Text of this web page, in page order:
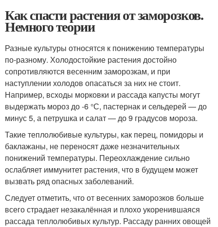
Как спасти растения от заморозков.
Немного теории
Разные культуры относятся к понижению температуры
по-разному. Холодостойкие растения достойно
сопротивляются весенним заморозкам, и при
наступлении холодов опасаться за них не стоит.
Например, всходы морковки и рассада капусты могут
выдержать мороз до -6 °С, пастернак и сельдерей — до
минус 5, а петрушка и салат — до 9 градусов мороза.
Такие теплолюбивые культуры, как перец, помидоры и
баклажаны, не переносят даже незначительных
понижений температуры. Переохлаждение сильно
ослабляет иммунитет растения, что в будущем может
вызвать ряд опасных заболеваний.
Следует отметить, что от весенних заморозков больше
всего страдает незакалённая и плохо укоренившаяся
рассада теплолюбивых культур. Рассаду ранних овощей